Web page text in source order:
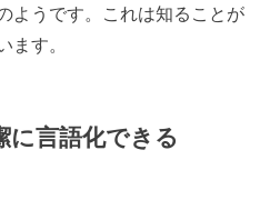
ようです。これは知ることが
ます。
に言語化できる